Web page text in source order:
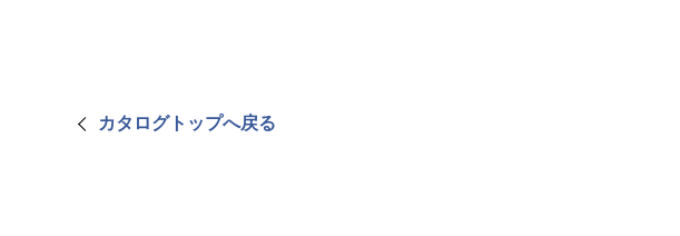
カタログトップへ戻る